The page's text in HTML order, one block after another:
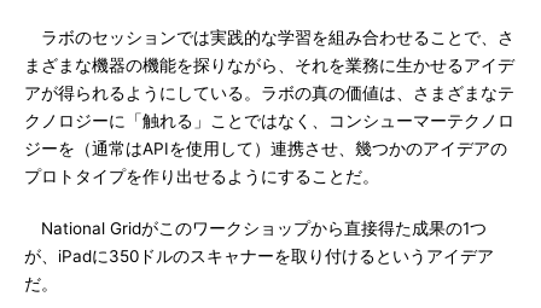
ラボのセッションでは実践的な学習を組み合わせることで、さ
まざまな機器の機能を探りながら、それを業務に生かせるアイデ
アが得られるようにしている。ラボの真の価値は、さまざまなテ
クノロジーに「触れる」ことではなく、コンシューマーテクノロ
ジーを（通常はAPIを使用して）連携させ、幾つかのアイデアの
プロトタイプを作り出せるようにすることだ。
National Gridがこのワークショップから直接得た成果の1つ
が、iPadに350ドルのスキャナーを取り付けるというアイデア
だ。